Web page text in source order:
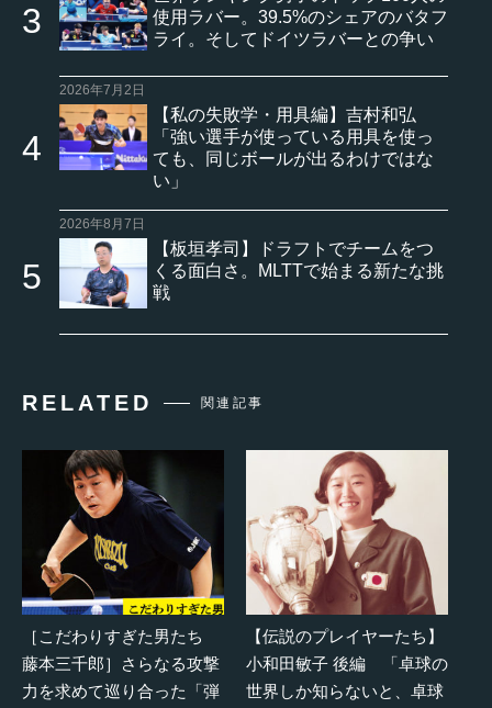
使用ラバー。39.5%のシェアのバタフ
ライ。そしてドイツラバーとの争い
2026年7月2日
【私の失敗学・用具編】吉村和弘
「強い選手が使っている用具を使っ
ても、同じボールが出るわけではな
い」
2026年8月7日
【板垣孝司】ドラフトでチームをつ
くる面白さ。MLTTで始まる新たな挑
戦
RELATED 関連記事
［こだわりすぎた男たち
藤本三千郎］さらなる攻撃
力を求めて巡り合った「弾
【伝説のプレイヤーたち】
小和田敏子 後編 「卓球の
世界しか知らないと、卓球